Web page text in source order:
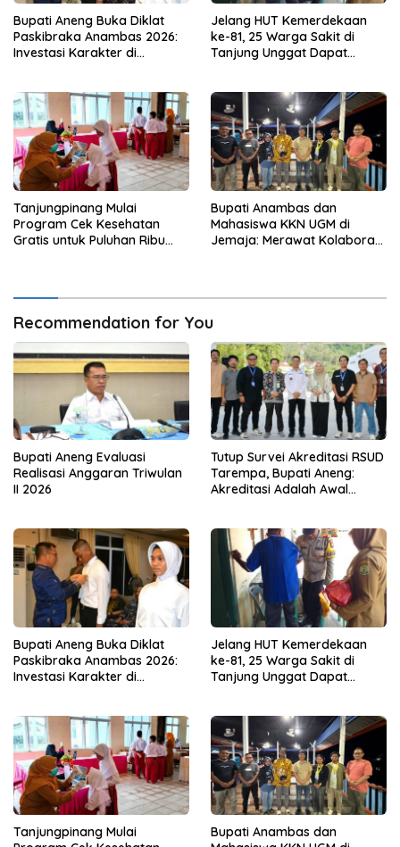
Bupati Aneng Buka Diklat
Paskibraka Anambas 2026:
Investasi Karakter di
Jelang HUT Kemerdekaan
ke-81, 25 Warga Sakit di
Tanjung Unggat Dapat
Tanjungpinang Mulai
Program Cek Kesehatan
Gratis untuk Puluhan Ribu
Bupati Anambas dan
Mahasiswa KKN UGM di
Jemaja: Merawat Kolaborasi
Recommendation for You
Bupati Aneng Evaluasi
Realisasi Anggaran Triwulan
II 2026
Tutup Survei Akreditasi RSUD
Tarempa, Bupati Aneng:
Akreditasi Adalah Awal
Bupati Aneng Buka Diklat
Paskibraka Anambas 2026:
Investasi Karakter di
Jelang HUT Kemerdekaan
ke-81, 25 Warga Sakit di
Tanjung Unggat Dapat
Tanjungpinang Mulai
Bupati Anambas dan